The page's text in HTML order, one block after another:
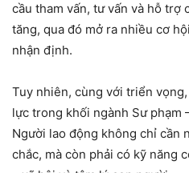
cầu tham vấn, tư vấn và hỗ trợ
tăng, qua đó mở ra nhiều cơ
nhận định.
Tuy nhiên, cùng với triển
lực trong khối ngành Sư phạm
Người lao động không chỉ cần
chắc, mà còn phải có kỹ năng